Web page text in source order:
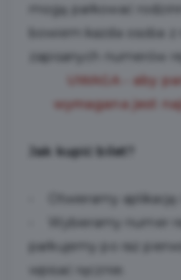
mogą parkować
bowiem każda osoba
zapisanych numerów
UWAGA - aby
wymagana jest
Jak kupić bilet?
• Otwieramy aplikację
• Wybieramy numer
parkujemy po raz
wpisać ręcznie.